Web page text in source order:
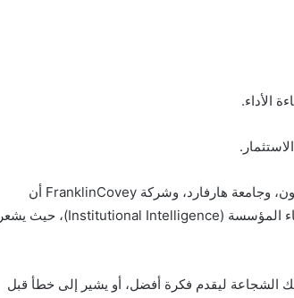
الأداء.
لقد تعلمت من خلال دراستي وبرامجي التنفيذية في جامعة وارتون، وجامعة هارفارد، وشركة FranklinCovey أن
المؤسسات الناجحة لا تُدار بالعقول الفردية، وإنما تبنى على ذكاء المؤسسة (Institutional Intelligence)، حيث يشعر
الشجاعة ليقدم فكرة أفضل، أو يشير إلى خطأ قبل